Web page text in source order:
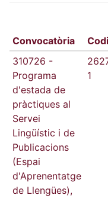
Convocatòria
310726 -
Programa
d'estada de
pràctiques al
Servei
Lingüístic i de
Publicacions
(Espai
d'Aprenentatge
de Llengües),
1